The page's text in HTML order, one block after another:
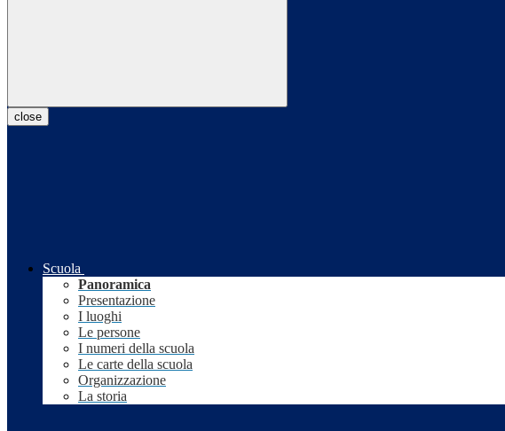
close
Scuola
Panoramica
Presentazione
I luoghi
Le persone
I numeri della scuola
Le carte della scuola
Organizzazione
La storia